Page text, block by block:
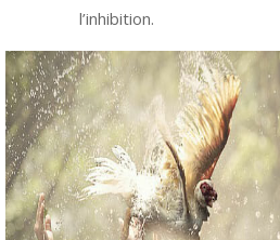
l’inhibition.